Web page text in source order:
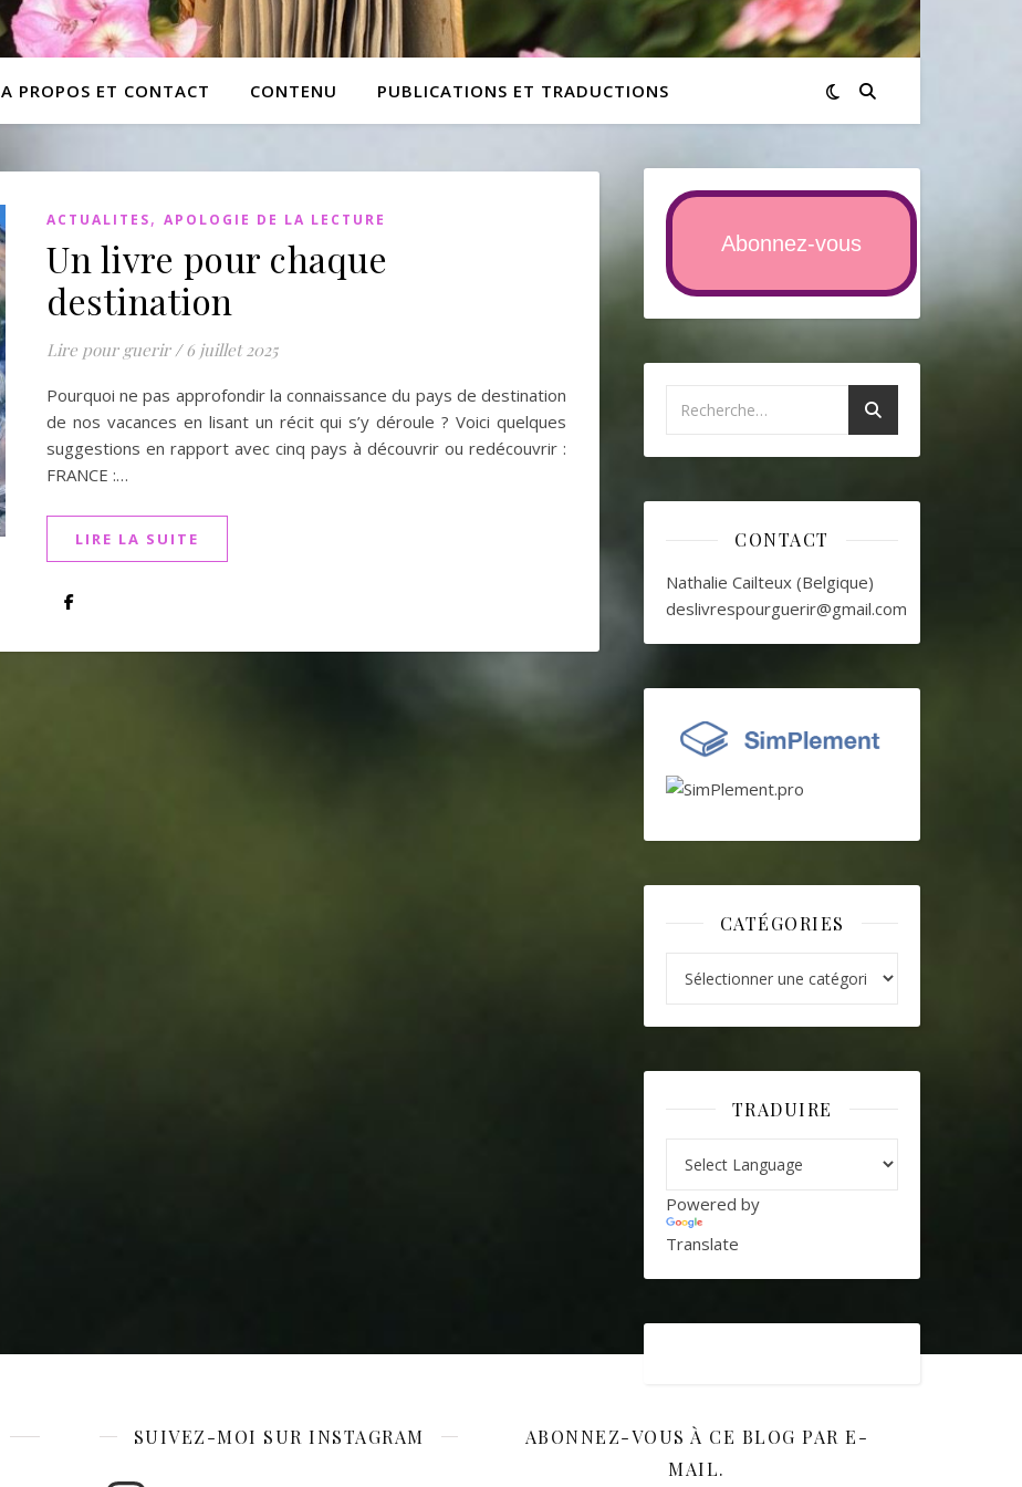
A PROPOS ET CONTACT CONTENU PUBLICATIONS ET TRADUCTIONS
ACTUALITES, APOLOGIE DE LA LECTURE
Un livre pour chaque
destination
Lire pour guerir / 6 juillet 2025
Pourquoi ne pas approfondir la connaissance du pays de destination
de nos vacances en lisant un récit qui s’y déroule ? Voici quelques
suggestions en rapport avec cinq pays à découvrir ou redécouvrir :
FRANCE :…
LIRE LA SUITE
Abonnez-vous
CONTACT
Nathalie Cailteux (Belgique)
deslivrespourguerir@gmail.com
CATÉGORIES
TRADUIRE
Powered by
Translate
SUIVEZ-MOI SUR INSTAGRAM
Instagram
ABONNEZ-VOUS À CE BLOG PAR E-
MAIL.